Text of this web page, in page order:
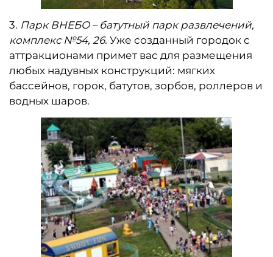
3.​ Парк ВНЕБО – батутный парк развлечений,
комплекс №54, 26. Уже созданный городок с
аттракционами примет вас для размещения
любых надувных конструкций: мягких
бассейнов, горок, батутов, зорбов, роллеров и
водных шаров.